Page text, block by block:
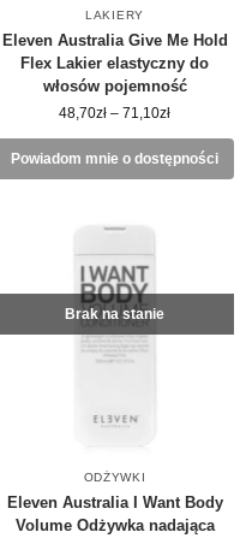
LAKIERY
Eleven Australia Give Me Hold
Flex Lakier elastyczny do
włosów pojemność
48,70zł – 71,10zł
Powiadom mnie o dostępności
Brak na stanie
ODŻYWKI
Eleven Australia I Want Body
Volume Odżywka nadająca